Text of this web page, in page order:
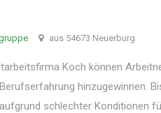
aus 54673 Neuerburg
Koch können
hinzugewinnen.
schlechter Konditionen